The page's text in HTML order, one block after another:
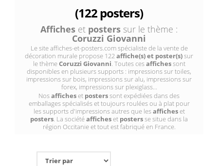
(122 posters)
Affiches et posters sur le thème :
Coruzzi Giovanni
Le site affiches-et-posters.com spécialiste de la vente de
décoration murale propose 122affiche(s) et poster(s)sur
le thèmeCoruzzi Giovanni. Toutes cesaffichessont
disponibles en plusieurs supports : impressions sur toiles,
impressions sur bois, impressions sur alu, impressions sur
forex, impressions sur plexiglass...
Nosafficheset posterssont expédiées dans des
emballages spécialisés et toujours roulées ou à plat pour
les supports d'impressions autres que lesafficheset
posters. La sociétéafficheset postersse situe dans la
région Occitanie et tout est fabriqué en France.